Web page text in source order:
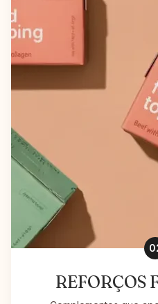
REFORÇOS